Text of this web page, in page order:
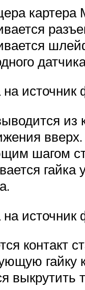
картера
источник
из
вверх.
шагом
источник
контакт
гайку
выкрутить